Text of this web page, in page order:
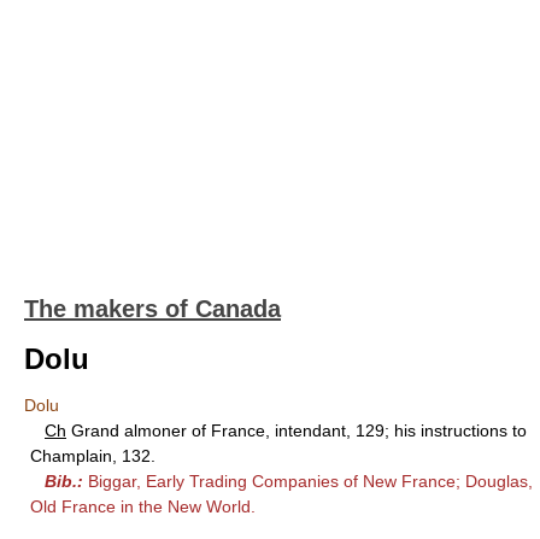
The makers of Canada
Dolu
Dolu
Ch Grand almoner of France, intendant, 129; his instructions to
Champlain, 132.
Bib.: Biggar, Early Trading Companies of New France; Douglas,
Old France in the New World.